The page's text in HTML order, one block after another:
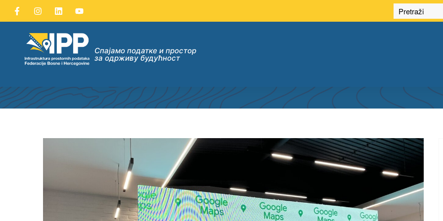
Спајамо податке и простор
за одрживу будућност
ГООГЛЕ СТРЕЕТ ВИЕW СЛУЖБЕНО ДОСТУПАН У БИХ: САРАДЊА ФГУ И